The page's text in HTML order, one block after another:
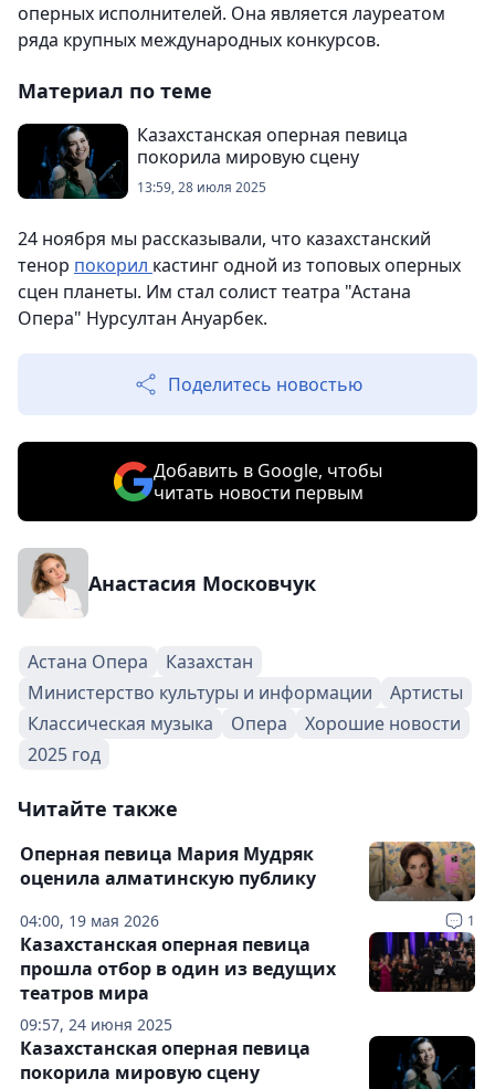
оперных исполнителей. Она является лауреатом
ряда крупных международных конкурсов.
Материал по теме
Казахстанская оперная певица
покорила мировую сцену
13:59, 28 июля 2025
24 ноября мы рассказывали, что казахстанский
тенор покорил кастинг одной из топовых оперных
сцен планеты. Им стал солист театра "Астана
Опера" Нурсултан Ануарбек.
Поделитесь новостью
Добавить в Google, чтобы
читать новости первым
Анастасия Московчук
Астана Опера
Казахстан
Министерство культуры и информации
Артисты
Классическая музыка
Опера
Хорошие новости
2025 год
Читайте также
04:00, 19 мая 2026 1
Оперная певица Мария Мудряк
оценила алматинскую публику
09:57, 24 июня 2025
Казахстанская оперная певица
прошла отбор в один из ведущих
театров мира
Казахстанская оперная певица
покорила мировую сцену